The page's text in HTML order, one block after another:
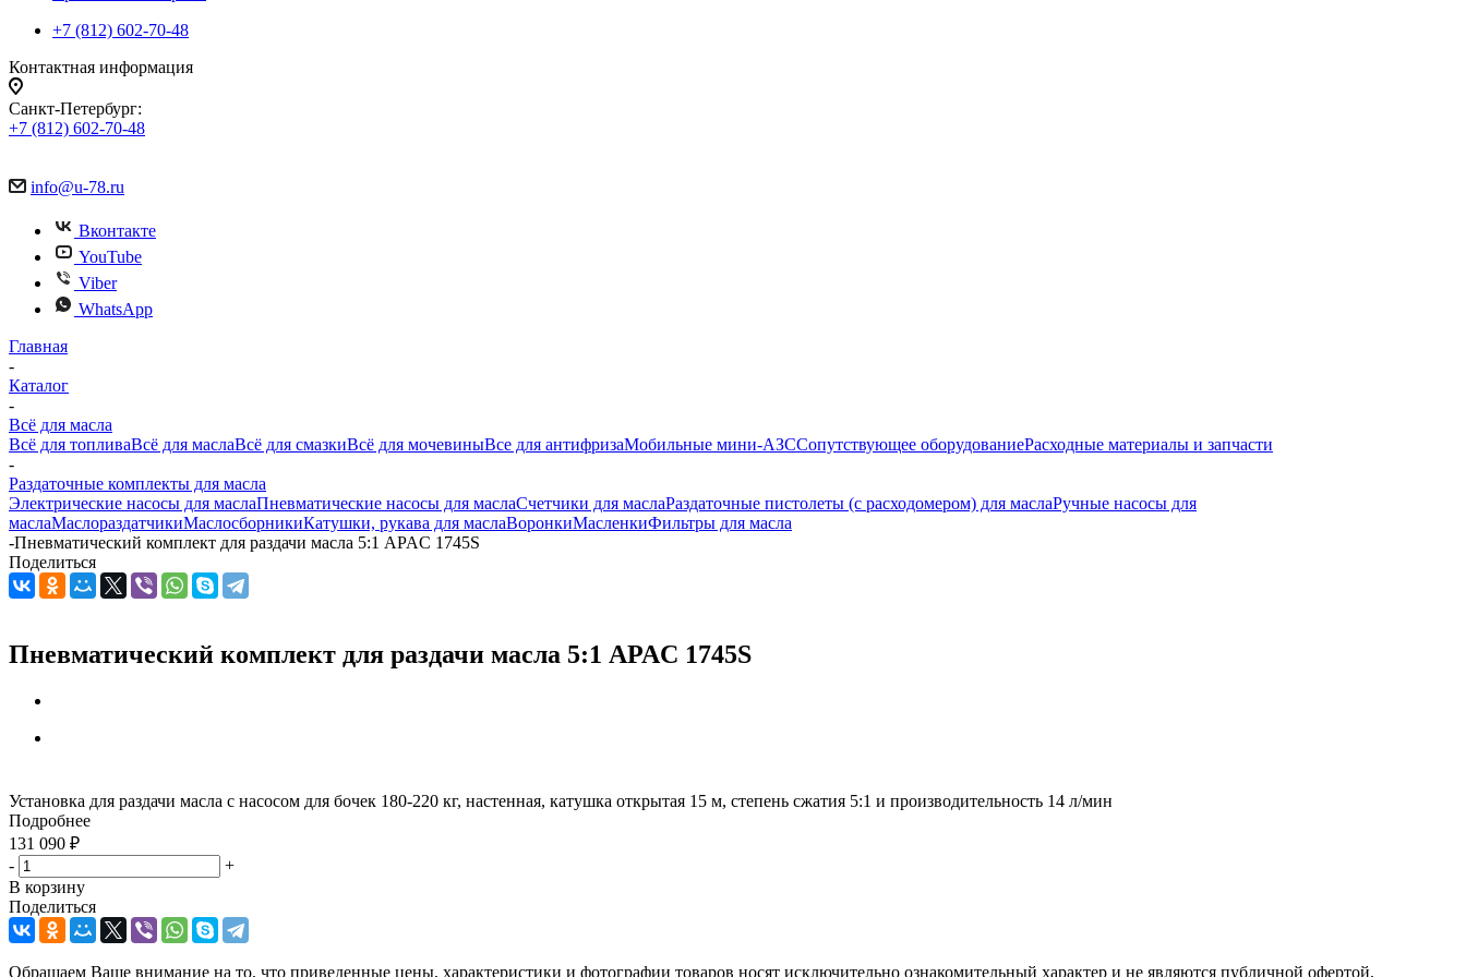
+7 (812) 602-70-48
Контактная информация
Санкт-Петербург:
+7 (812) 602-70-48
info@u-78.ru
Вконтакте
YouTube
Viber
WhatsApp
Главная
-
Каталог
-
Всё для масла
Всё для топливаВсё для маслаВсё для смазкиВсё для мочевиныВсе для антифризаМобильные мини-АЗССопутствующее оборудованиеРасходные материалы и запчасти
-
Раздаточные комплекты для масла
Электрические насосы для маслаПневматические насосы для маслаСчетчики для маслаРаздаточные пистолеты (с расходомером) для маслаРучные насосы для
маслаМаслораздатчикиМаслосборникиКатушки, рукава для маслаВоронкиМасленкиФильтры для масла
-Пневматический комплект для раздачи масла 5:1 APAC 1745S
Поделиться
Пневматический комплект для раздачи масла 5:1 APAC 1745S
Установка для раздачи масла с насосом для бочек 180-220 кг, настенная, катушка открытая 15 м, степень сжатия 5:1 и производительность 14 л/мин
Подробнее
131 090 ₽
-
+
В корзину
Поделиться
Обращаем Ваше внимание на то, что приведенные цены, характеристики и фотографии товаров носят исключительно ознакомительный характер и не являются публичной офертой,